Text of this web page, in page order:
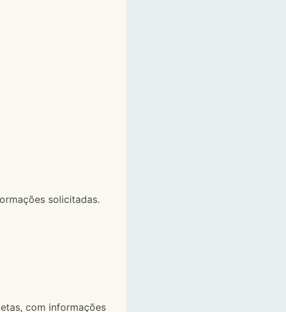
solicitadas.
com informações